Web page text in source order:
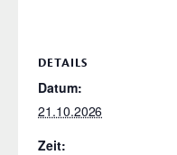
DETAILS
Datum:
21.10.2026
Zeit: